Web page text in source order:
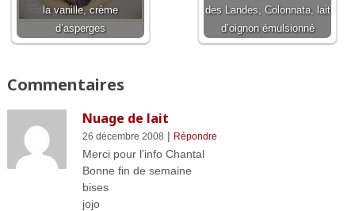
la vanille, crème
d’asperges
des Landes, Colonnata, lait
d’oignon émulsionné
Commentaires
Nuage de lait
26 décembre 2008 | Répondre
Merci pour l’info Chantal
Bonne fin de semaine
bises
jojo